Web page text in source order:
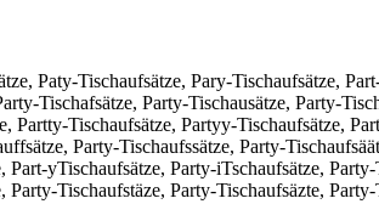
Paty-Tischaufsätze, Pary-Tischaufsätze,
Tischafsätze, Party-Tischausätze, Party-
Partty-Tischaufsätze, Partyy-Tischaufsätze,
Party-Tischaufssätze, Party-
Part-yTischaufsätze, Party-iTschaufsätze,
Party-Tischaufstäze, Party-Tischaufsäzte,